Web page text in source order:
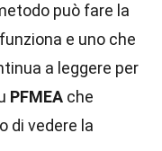
può fare la
e uno che
a leggere per
PFMEA che
di vedere la